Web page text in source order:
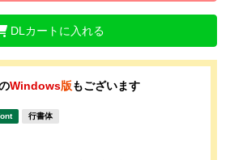
検索
DLカートに入れる
Windows版もございます
行書体